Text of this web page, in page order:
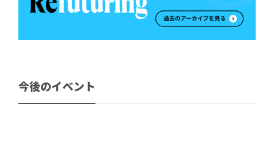
今後のイベント